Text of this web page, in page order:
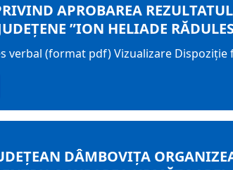
APROBAREA
”ION HELIADE
verbal (format pdf) Vizualizare
DÂMBOVIŢA